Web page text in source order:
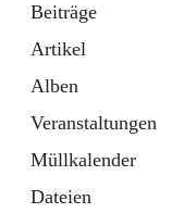
Beiträge
Artikel
Alben
Veranstaltungen
Müllkalender
Dateien
18 Schnellzugriffe
Gemeindeservice